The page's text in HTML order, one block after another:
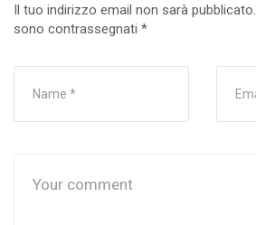
Il tuo indirizzo email non sarà pubblicato.
sono contrassegnati *